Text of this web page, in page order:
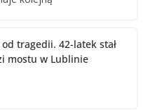
od tragedii. 42-latek stał
mostu w Lublinie